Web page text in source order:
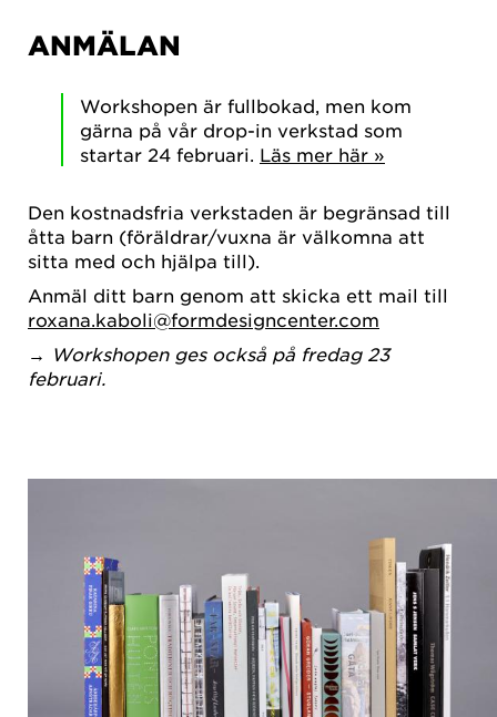
ANMÄLAN
Workshopen är fullbokad, men kom
gärna på vår drop-in verkstad som
startar 24 februari. Läs mer här »
Den kostnadsfria verkstaden är begränsad till
åtta barn (föräldrar/vuxna är välkomna att
sitta med och hjälpa till).
Anmäl ditt barn genom att skicka ett mail till
roxana.kaboli@formdesigncenter.com
→ Workshopen ges också på fredag 23
februari.